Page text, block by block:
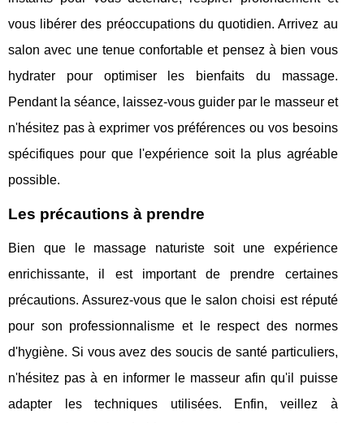
vous libérer des préoccupations du quotidien. Arrivez au
salon avec une tenue confortable et pensez à bien vous
hydrater pour optimiser les bienfaits du massage.
Pendant la séance, laissez-vous guider par le masseur et
n'hésitez pas à exprimer vos préférences ou vos besoins
spécifiques pour que l'expérience soit la plus agréable
possible.
Les précautions à prendre
Bien que le massage naturiste soit une expérience
enrichissante, il est important de prendre certaines
précautions. Assurez-vous que le salon choisi est réputé
pour son professionnalisme et le respect des normes
d'hygiène. Si vous avez des soucis de santé particuliers,
n'hésitez pas à en informer le masseur afin qu'il puisse
adapter les techniques utilisées. Enfin, veillez à